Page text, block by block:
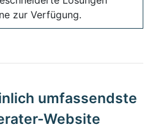
zur Verfügung.
umfassendste
Website